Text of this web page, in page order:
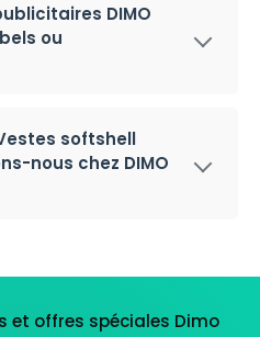
DIMO
ou
softshell
nous chez DIMO
et offres spéciales Dimo